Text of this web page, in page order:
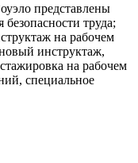
представлены
труда;
на рабочем
инструктаж,
на рабочем
специальное